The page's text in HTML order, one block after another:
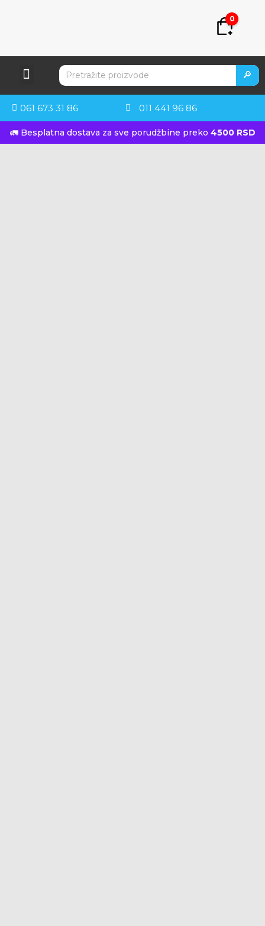
0
🔎
061 673 31 86 011 441 96 86
🚛 Besplatna dostava za sve porudžbine preko 4500 RSD